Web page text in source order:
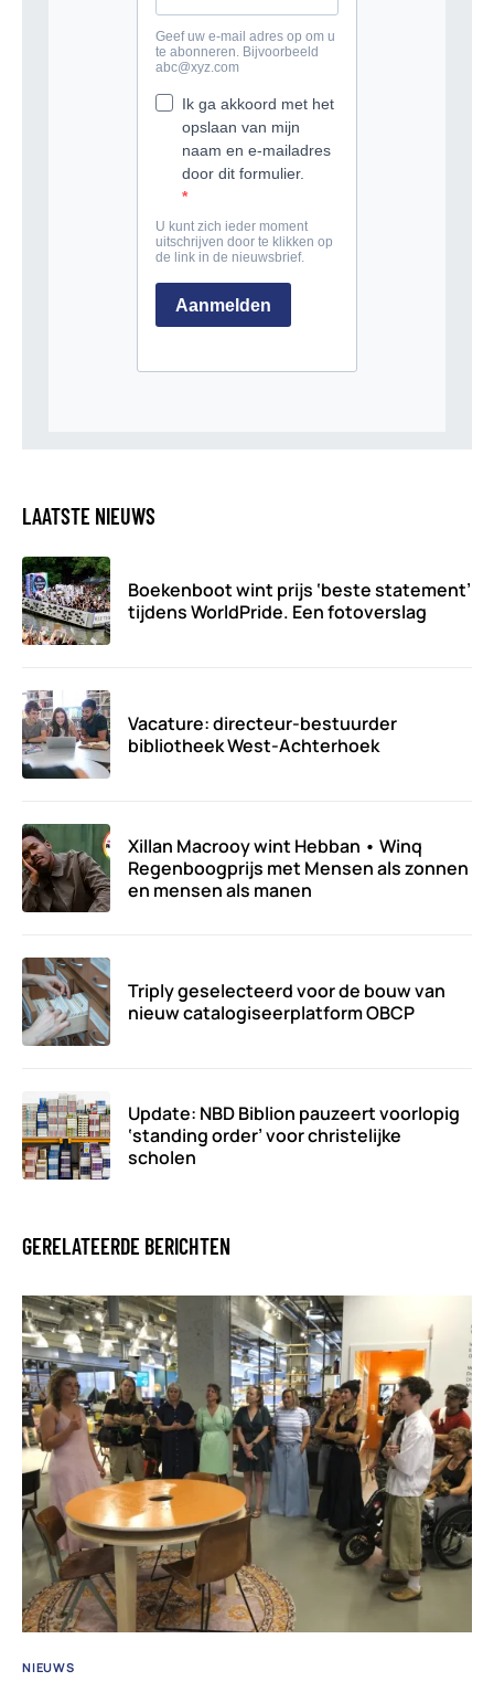
LAATSTE NIEUWS
Boekenboot wint prijs ‘beste statement’
tijdens WorldPride. Een fotoverslag
Vacature: directeur-bestuurder
bibliotheek West-Achterhoek
Xillan Macrooy wint Hebban • Winq
Regenboogprijs met Mensen als zonnen
en mensen als manen
Triply geselecteerd voor de bouw van
nieuw catalogiseerplatform OBCP
Update: NBD Biblion pauzeert voorlopig
‘standing order’ voor christelijke
scholen
GERELATEERDE BERICHTEN
NIEUWS